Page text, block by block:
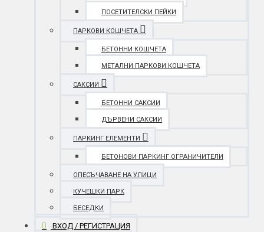
ПОСЕТИТЕЛСКИ ПЕЙКИ
ПАРКОВИ КОШЧЕТА
БЕТОННИ КОШЧЕТА
МЕТАЛНИ ПАРКОВИ КОШЧЕТА
САКСИИ
БЕТОННИ САКСИИ
ДЪРВЕНИ САКСИИ
ПАРКИНГ ЕЛЕМЕНТИ
БЕТОНОВИ ПАРКИНГ ОГРАНИЧИТЕЛИ
ОПЕСЪЧАВАНЕ НА УЛИЦИ
КУЧЕШКИ ПАРК
БЕСЕДКИ
ВХОД / РЕГИСТРАЦИЯ